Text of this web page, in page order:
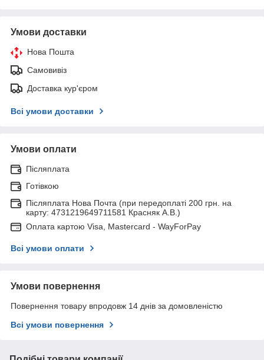
Умови доставки
Нова Пошта
Самовивіз
Доставка кур'єром
Всі умови доставки
Умови оплати
Післяплата
Готівкою
Післяплата Нова Почта (при передоплаті 200 грн. на
карту: 4731219649711581 Красняк А.В.)
Оплата картою Visa, Mastercard - WayForPay
Всі умови оплати
Умови повернення
Повернення товару впродовж 14 днів за домовленістю
Всі умови повернення